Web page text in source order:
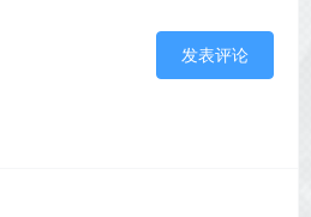
发表评论